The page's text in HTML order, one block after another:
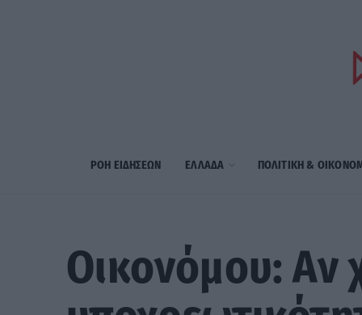
ΡΟΗ ΕΙΔΗΣΕΩΝ ΕΛΛΑΔΑ ΠΟΛΙΤΙΚΗ &
Οικονόμου: Αν